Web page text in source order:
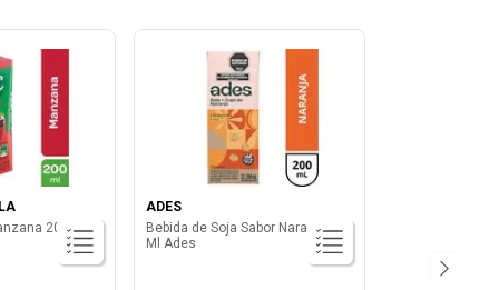
200 Cc
ADES
Bebida de Soja Sabor Naranja 200
Ml Ades